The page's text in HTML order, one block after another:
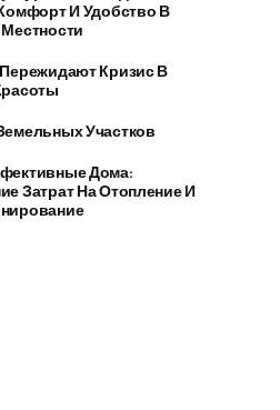
И Удобство В
Кризис В
Участков
Дома:
Затрат На Отопление И